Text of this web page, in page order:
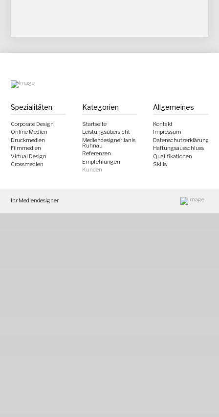
Spezialitäten
Corporate Design
Online Medien
Druckmedien
Filmmedien
Virtual Design
Crossmedien
Kategorien
Startseite
Leistungsübersicht
Mediendesigner Janis
Ruhnau
Referenzen
Empfehlungen
Kunden
Allgemeines
Kontakt
Impressum
Datenschutzerklärung
Haftungsausschluss
Qualifikationen
Skills
Ihr Mediendesigner